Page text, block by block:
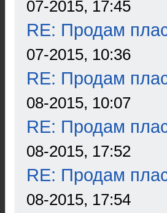
07-2015, 17:45
RE: Продам
07-2015, 10:36
RE: Продам
08-2015, 10:07
RE: Продам
08-2015, 17:52
RE: Продам
08-2015, 17:54